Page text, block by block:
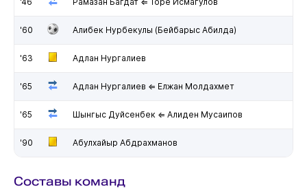
'60 Алибек Нурбекулы (Бейбарыс Абилда)
'63 Адлан Нургалиев
'65 Адлан Нургалиев ⇐ Елжан Молдахмет
'65 Шынгыс Дуйсенбек ⇐ Алиден Мусаипов
'90 Абулхайыр Абдрахманов
Составы команд